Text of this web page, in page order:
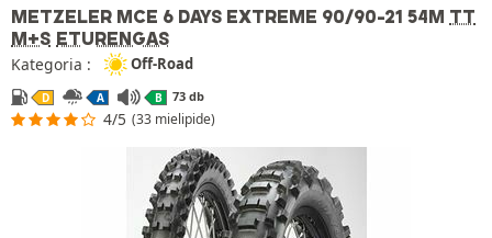
METZELER MCE 6 DAYS EXTREME 90/90-21 54M TT
M+S ETURENGAS
Kategoria : Off-Road
D A B 73 db
4/5 (33 mielipide)